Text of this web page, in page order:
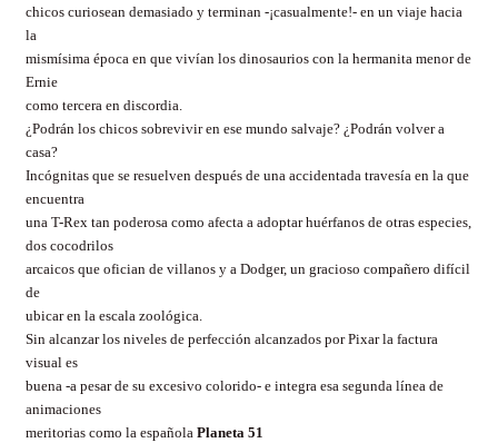
chicos curiosean demasiado y terminan -¡casualmente!- en un viaje hacia
la
mismísima época en que vivían los dinosaurios con la hermanita menor de
Ernie
como tercera en discordia.
¿Podrán los chicos sobrevivir en ese mundo salvaje? ¿Podrán volver a
casa?
Incógnitas que se resuelven después de una accidentada travesía en la que
encuentra
una T-Rex tan poderosa como afecta a adoptar huérfanos de otras especies,
dos cocodrilos
arcaicos que ofician de villanos y a Dodger, un gracioso compañero difícil
de
ubicar en la escala zoológica.
Sin alcanzar los niveles de perfección alcanzados por Pixar la factura
visual es
buena -a pesar de su excesivo colorido- e integra esa segunda línea de
animaciones
meritorias como la española Planeta 51